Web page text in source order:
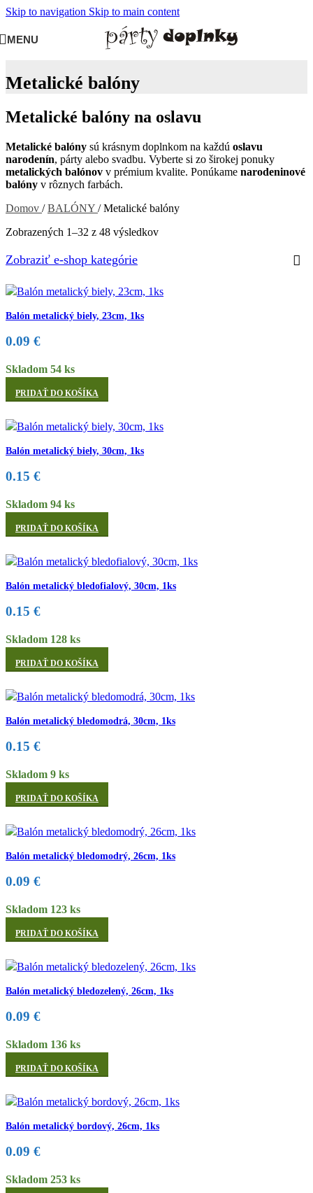
Skip to navigation Skip to main content
MENU
Metalické balóny
Metalické balóny na oslavu
Metalické balóny sú krásnym doplnkom na každú oslavu
narodenín, párty alebo svadbu. Vyberte si zo širokej ponuky
metalických balónov v prémium kvalite. Ponúkame narodeninové
balóny v rôznych farbách.
Domov / BALÓNY / Metalické balóny
Zobrazených 1–32 z 48 výsledkov
Zobraziť e-shop kategórie
Balón metalický biely, 23cm, 1ks
0.09 €
Skladom 54 ks
PRIDAŤ DO KOŠÍKA
Balón metalický biely, 30cm, 1ks
0.15 €
Skladom 94 ks
PRIDAŤ DO KOŠÍKA
Balón metalický bledofialový, 30cm, 1ks
0.15 €
Skladom 128 ks
PRIDAŤ DO KOŠÍKA
Balón metalický bledomodrá, 30cm, 1ks
0.15 €
Skladom 9 ks
PRIDAŤ DO KOŠÍKA
Balón metalický bledomodrý, 26cm, 1ks
0.09 €
Skladom 123 ks
PRIDAŤ DO KOŠÍKA
Balón metalický bledozelený, 26cm, 1ks
0.09 €
Skladom 136 ks
PRIDAŤ DO KOŠÍKA
Balón metalický bordový, 26cm, 1ks
0.09 €
Skladom 253 ks